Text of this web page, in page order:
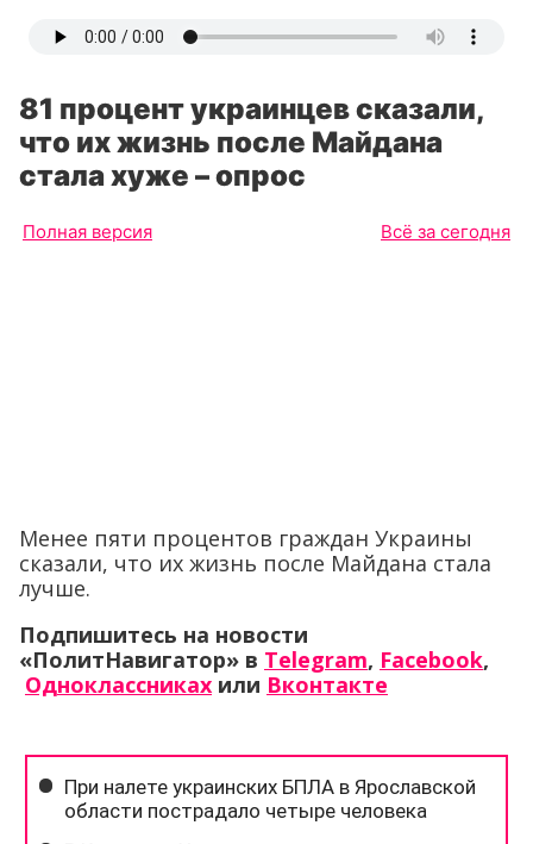
81 процент украинцев сказали,
что их жизнь после Майдана
стала хуже – опрос
Полная версия Всё за сегодня
Менее пяти процентов граждан Украины
сказали, что их жизнь после Майдана стала
лучше.
Подпишитесь на новости
«ПолитНавигатор» в Telegram, Facebook,
Одноклассниках или Вконтакте